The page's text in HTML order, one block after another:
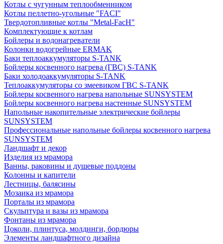
Котлы с чугунным теплообменником
Котлы пеллетно-угольные "FACI"
Твердотопливные котлы "Metal-FacH"
Комплектующие к котлам
Бойлеры и водонагреватели
Колонки водогрейные ERMAK
Баки теплоаккумуляторы S-TANK
Бойлеры косвенного нагрева (ГВС) S-TANK
Баки холодоаккумуляторы S-TANK
Теплоаккумуляторы со змеевиком ГВС S-TANK
Бойлеры косвенного нагрева напольные SUNSYSTEM
Бойлеры косвенного нагрева настенные SUNSYSTEM
Напольные накопительные электрические бойлеры
SUNSYSTEM
Профессиональные напольные бойлеры косвенного нагрева
SUNSYSTEM
Ландшафт и декор
Изделия из мрамора
Ванны, раковины и душевые поддоны
Колонны и капители
Лестницы, балясины
Мозаика из мрамора
Порталы из мрамора
Скульптура и вазы из мрамора
Фонтаны из мрамора
Цоколи, плинтуса, молдинги, бордюры
Элементы ландшафтного дизайна